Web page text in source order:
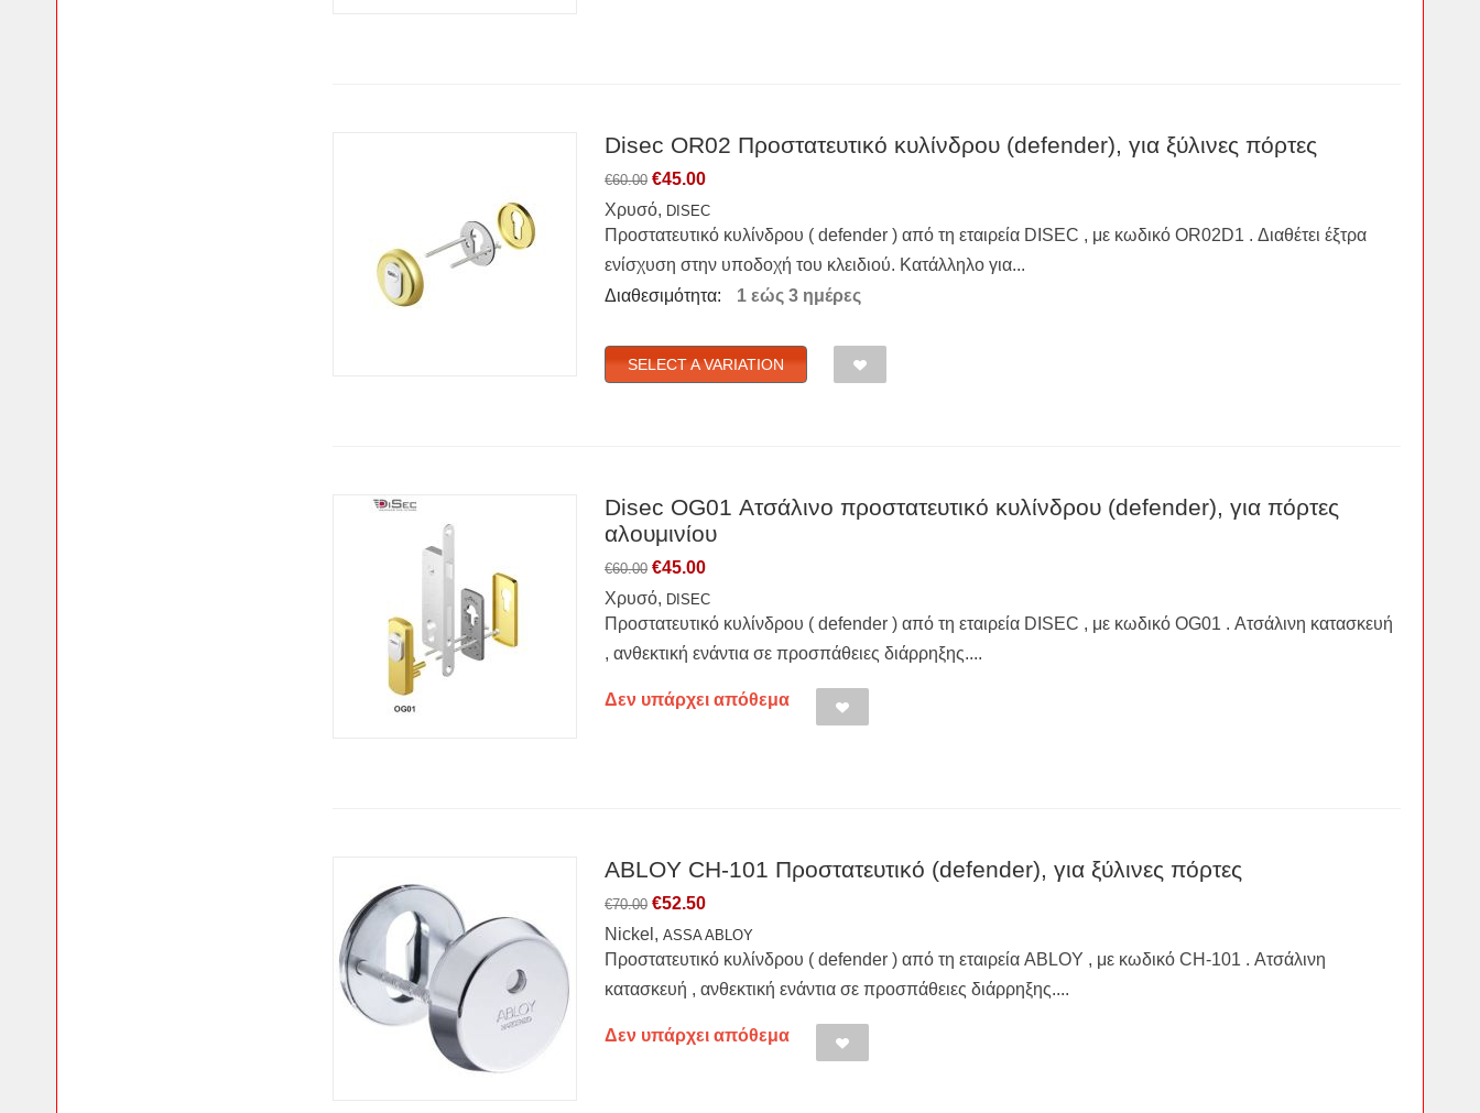
Disec OR02 Προστατευτικό κυλίνδρου (defender), για ξύλινες πόρτες
€60.00 €45.00
Χρυσό, DISEC
Προστατευτικό κυλίνδρου ( defender ) από τη εταιρεία DISEC , με κωδικό OR02D1 . Διαθέτει έξτρα
ενίσχυση στην υποδοχή του κλειδιού. Κατάλληλο για...
Διαθεσιμότητα:
1 εώς 3 ημέρες
SELECT A VARIATION
Disec OG01 Ατσάλινο προστατευτικό κυλίνδρου (defender), για πόρτες
αλουμινίου
€60.00 €45.00
Χρυσό, DISEC
Προστατευτικό κυλίνδρου ( defender ) από τη εταιρεία DISEC , με κωδικό OG01 . Ατσάλινη κατασκευή
, ανθεκτική ενάντια σε προσπάθειες διάρρηξης....
Δεν υπάρχει απόθεμα
ABLOY CH-101 Προστατευτικό (defender), για ξύλινες πόρτες
€70.00 €52.50
Nickel, ASSA ABLOY
Προστατευτικό κυλίνδρου ( defender ) από τη εταιρεία ABLOY , με κωδικό CH-101 . Ατσάλινη
κατασκευή , ανθεκτική ενάντια σε προσπάθειες διάρρηξης....
Δεν υπάρχει απόθεμα